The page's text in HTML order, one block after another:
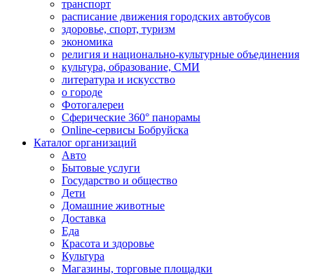
транспорт
расписание движения городских автобусов
здоровье, спорт, туризм
экономика
религия и национально-культурные объединения
культура, образование, СМИ
литература и искусство
о городе
Фотогалереи
Сферические 360° панорамы
Online-сервисы Бобруйска
Каталог организаций
Авто
Бытовые услуги
Государство и общество
Дети
Домашние животные
Доставка
Еда
Красота и здоровье
Культура
Магазины, торговые площадки